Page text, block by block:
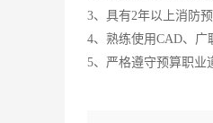
3、具有2年以上消防
4、熟练使用CAD、广
5、严格遵守预算职业